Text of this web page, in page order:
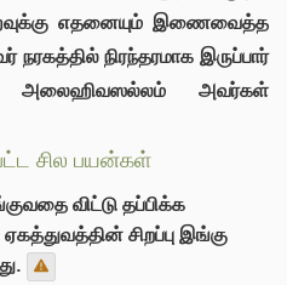
எதனையும் இணைவைத்த
நிரந்தரமாக இருப்பார்
அவர்கள்
சில பயன்கள்
விட்டு தப்பிக்க
சிறப்பு இங்கு